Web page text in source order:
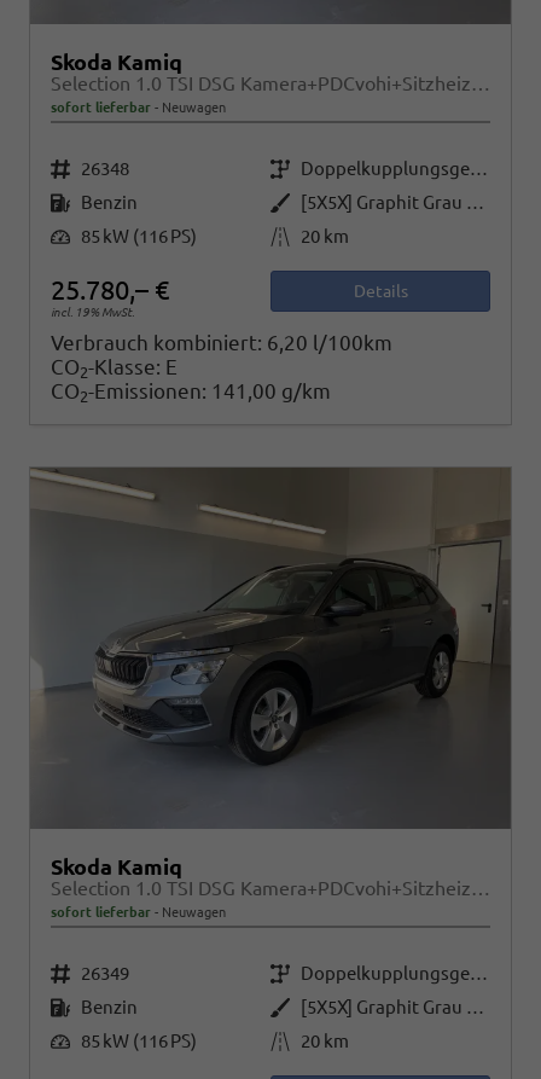
Skoda Kamiq
Selection 1.0 TSI DSG Kamera+PDCvohi+Sitzheizung+AppConnect+Sunset+Alu16
sofort lieferbar Neuwagen
Fahrzeugnr. 26348 Getriebe
Doppelkupplungsgetriebe (DSG)
Kraftstoff Benzin Außenfarbe
[5X5X] Graphit Grau Metallic
Leistung 85 kW (116 PS) Kilometerstand 20 km
25.780,– €
incl. 19% MwSt.
Details
Verbrauch kombiniert: 6,20 l/100km
CO2-Klasse: E
CO2-Emissionen: 141,00 g/km
Skoda Kamiq
Selection 1.0 TSI DSG Kamera+PDCvohi+Sitzheizung+AppConnect+Sunset+Alu16
sofort lieferbar Neuwagen
Fahrzeugnr. 26349 Getriebe
Doppelkupplungsgetriebe (DSG)
Kraftstoff Benzin Außenfarbe
[5X5X] Graphit Grau Metallic
Leistung 85 kW (116 PS) Kilometerstand 20 km